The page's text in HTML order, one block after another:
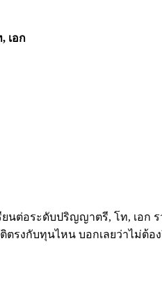
เอก
นต่อระดับปริญญาตรี, โท, เอก
งกับทุนไหน บอกเลยว่าไม่ต้อ